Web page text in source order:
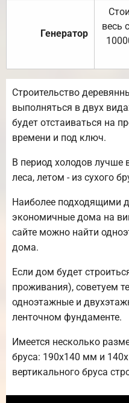
Генератор
весь
Строительство
выполняться в двух
будет отстаиваться на
времени и под ключ.
В период холодов лучше
леса, летом - из сухого
Наиболее подходящими
экономичные дома на
сайте можно найти
дома.
Если дом будет
проживания), советуем
одноэтажные и
ленточном фундаменте.
Имеется несколько
бруса: 190х140 мм и
вертикального бруса